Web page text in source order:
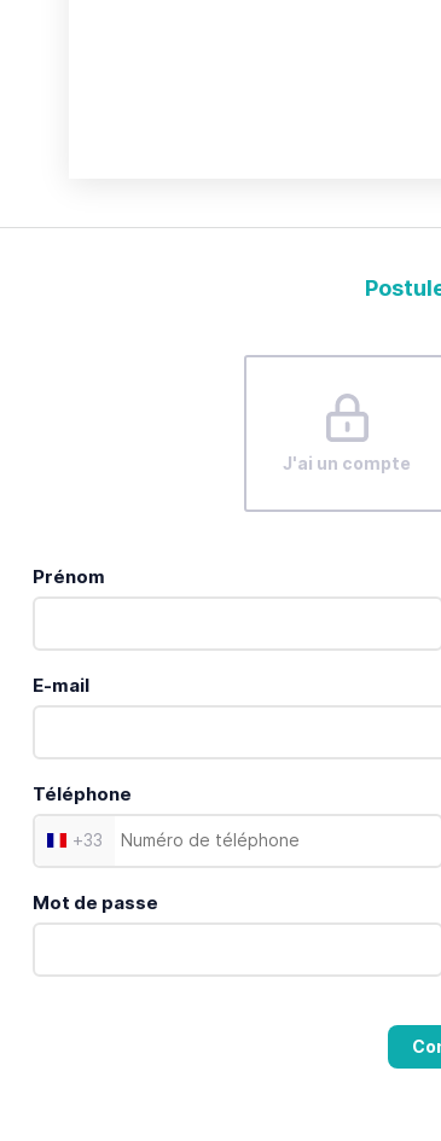
J'ai un compte
Prénom
E-mail
Téléphone
+33
Mot de passe